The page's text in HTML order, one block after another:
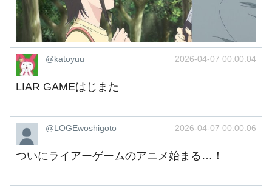
@katoyuu 2026-04-07 00:00:04
LIAR GAMEはじまた
@LOGEwoshigoto 2026-04-07 00:00:06
ついにライアーゲームのアニメ始まる…！